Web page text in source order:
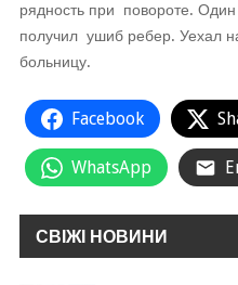
рядность при повороте.
получил ушиб ребер. Уехал
больницу.
Facebook
WhatsApp
СВІЖІ НОВИНИ